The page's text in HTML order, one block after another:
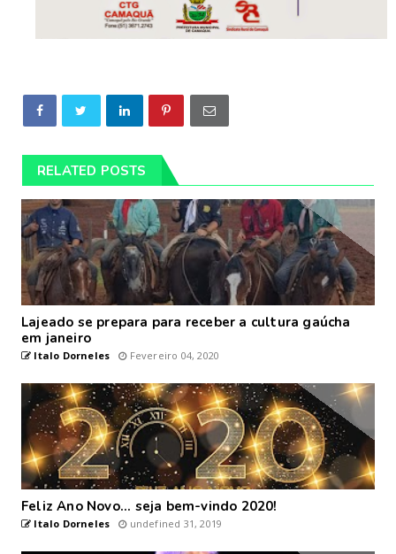
RELATED POSTS
Lajeado se prepara para receber a cultura gaúcha
em janeiro
Italo Dorneles Fevereiro 04, 2020
Feliz Ano Novo... seja bem-vindo 2020!
Italo Dorneles undefined 31, 2019